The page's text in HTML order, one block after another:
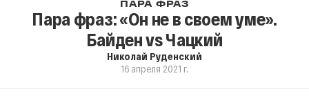
ПАРА ФРАЗ
Пара фраз: «Он не в своем уме».
Байден vs Чацкий
Николай Руденский
16 апреля 2021 г.